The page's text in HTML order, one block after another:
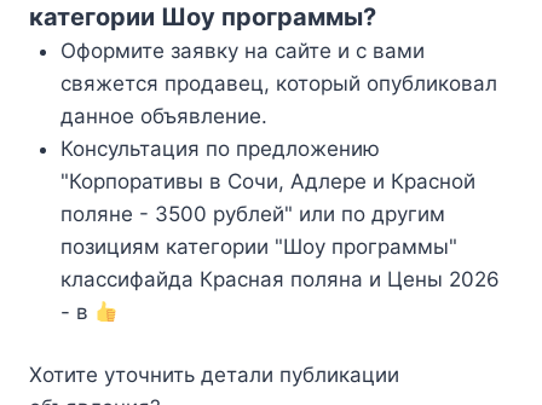
категории Шоу программы?
Оформите заявку на сайте и с вами
свяжется продавец, который опубликовал
данное объявление.
Консультация по предложению
"Корпоративы в Сочи, Адлере и Красной
поляне - 3500 рублей" или по другим
позициям категории "Шоу программы"
классифайда Красная поляна и Цены 2026
- в
Хотите уточнить детали публикации